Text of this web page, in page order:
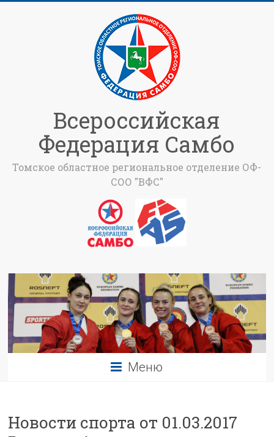
Всероссийская
Федерация Самбо
Томское областное региональное отделение ОФ-
СОО "ВФС"
Меню
Новости спорта от 01.03.2017